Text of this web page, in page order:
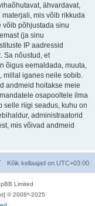
ähvardavat,
mis võib rikkuda
võib põhjustada sinu
(ja sinu
IP aadressid
Sa nõustud, et
õigus eemaldada, muuta,
millal iganes neile sobib.
andmeid hoitakse meie
osapooltele ilma
selle riigi seadus, kuhu on
administraatorid
mis võivad andmeid
Kõik kellaajad on UTC+03:00
Limited
© 2008*-2025